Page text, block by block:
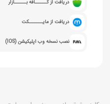
دریافت از کــــــافه بــــــازار
دریافت از مایـــــــکت
نصب نسخه وب اپلیکیشن (IOS)